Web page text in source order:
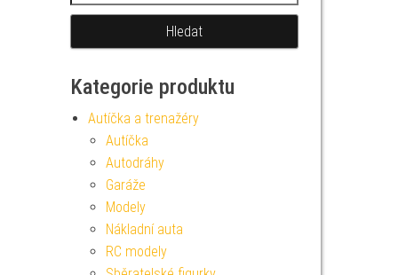
Kategorie produktu
Autíčka a trenažéry
Autíčka
Autodráhy
Garáže
Modely
Nákladní auta
RC modely